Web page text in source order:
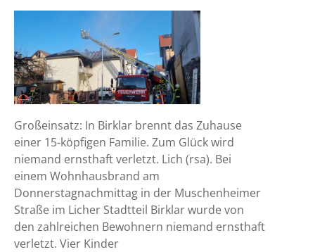
Großeinsatz: In Birklar brennt das Zuhause
einer 15-köpfigen Familie. Zum Glück wird
niemand ernsthaft verletzt. Lich (rsa). Bei
einem Wohnhausbrand am
Donnerstagnachmittag in der Muschenheimer
Straße im Licher Stadtteil Birklar wurde von
den zahlreichen Bewohnern niemand ernsthaft
verletzt. Vier Kinder